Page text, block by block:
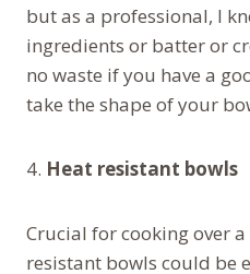
but as a professional, I
ingredients or batter or
no waste if you have a
take the shape of your
4. Heat resistant bowls
Crucial for cooking over
resistant bowls could be